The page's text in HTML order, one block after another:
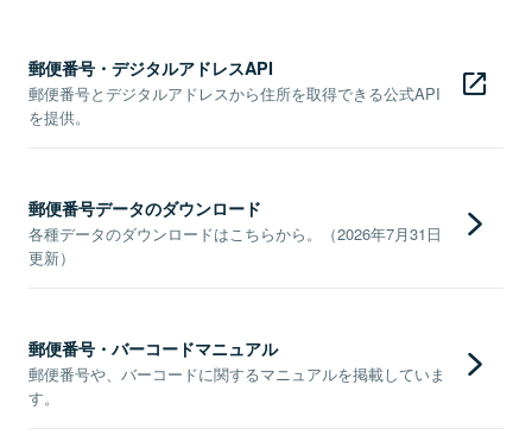
郵便番号・デジタルアドレスAPI
郵便番号とデジタルアドレスから住所を取得できる公式API
を提供。
郵便番号データのダウンロード
各種データのダウンロードはこちらから。（2026年7月31日
更新）
郵便番号・バーコードマニュアル
郵便番号や、バーコードに関するマニュアルを掲載していま
す。